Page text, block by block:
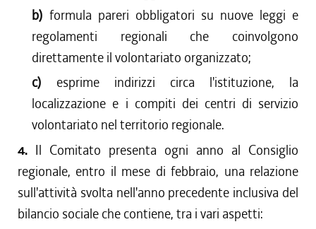
b) formula pareri obbligatori su nuove leggi e
regolamenti regionali che coinvolgono
direttamente il volontariato organizzato;
c) esprime indirizzi circa l'istituzione, la
localizzazione e i compiti dei centri di servizio
volontariato nel territorio regionale.
4. Il Comitato presenta ogni anno al Consiglio
regionale, entro il mese di febbraio, una relazione
sull'attività svolta nell'anno precedente inclusiva del
bilancio sociale che contiene, tra i vari aspetti: